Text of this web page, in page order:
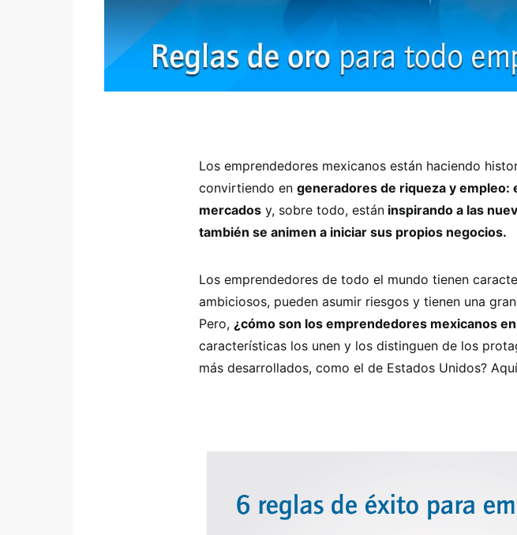
Los emprendedores mexicanos están haciendo
convirtiendo en generadores de riqueza y empleo:
mercados y, sobre todo, están inspirando a las
también se animen a iniciar sus propios negocios.
Los emprendedores de todo el mundo tienen
ambiciosos, pueden asumir riesgos y tienen una
Pero, ¿cómo son los emprendedores mexicanos
características los unen y los distinguen de los
más desarrollados, como el de Estados Unidos?